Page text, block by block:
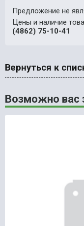
Предложение не
Цены и наличие
(4862) 75-10-41
Вернуться к
Возможно вас